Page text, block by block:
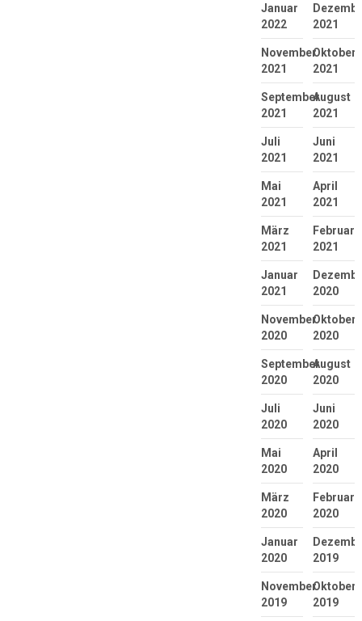
Januar
2022
2021
November
2021
Oktober
2021
September
2021
August
2021
Juli
2021
Juni
2021
Mai
2021
April
2021
März
2021
Februar
2021
Januar
2021
2020
November
2020
Oktober
2020
September
2020
August
2020
Juli
2020
Juni
2020
Mai
2020
April
2020
März
2020
Februar
2020
Januar
2020
2019
November
2019
Oktober
2019